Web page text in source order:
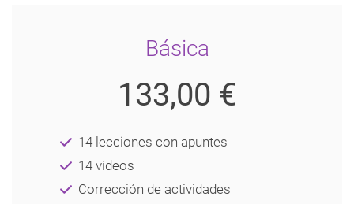
Básica
133,00 €
14 lecciones con apuntes
14 vídeos
Corrección de actividades